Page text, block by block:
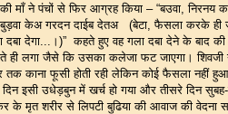
की माँ ने पंचों से फिर आग्रह किया – “बउवा,
केअ गरदन दाईब देतअ (बेटा, फैसला करके ही
दबा देगा...।)” कहते हुए वह गला दबा देने के बाद
ही लगा जैसे कि उसका कलेजा फट जाएगा।
तक काना फूसी होती रही लेकिन कोई फैसला नहीं
दिन इसी उधेड़बुन में खर्च हो गया और तीसरे दिन
के मृत शरीर से लिपटी बुढिया की आवाज की वेदना